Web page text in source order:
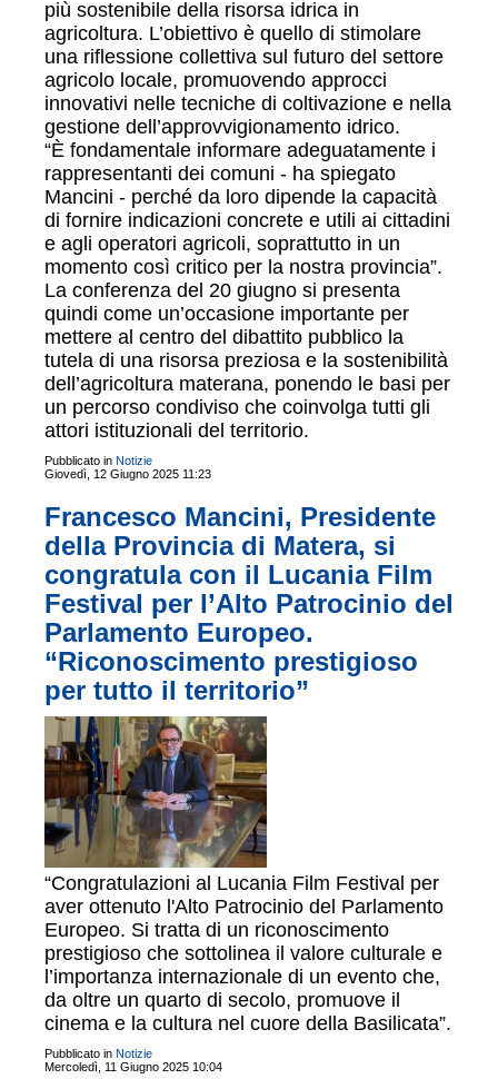
più sostenibile della risorsa idrica in
agricoltura. L’obiettivo è quello di stimolare
una riflessione collettiva sul futuro del settore
agricolo locale, promuovendo approcci
innovativi nelle tecniche di coltivazione e nella
gestione dell’approvvigionamento idrico.
“È fondamentale informare adeguatamente i
rappresentanti dei comuni - ha spiegato
Mancini - perché da loro dipende la capacità
di fornire indicazioni concrete e utili ai cittadini
e agli operatori agricoli, soprattutto in un
momento così critico per la nostra provincia”.
La conferenza del 20 giugno si presenta
quindi come un’occasione importante per
mettere al centro del dibattito pubblico la
tutela di una risorsa preziosa e la sostenibilità
dell’agricoltura materana, ponendo le basi per
un percorso condiviso che coinvolga tutti gli
attori istituzionali del territorio.
Pubblicato in Notizie
Giovedì, 12 Giugno 2025 11:23
Francesco Mancini, Presidente
della Provincia di Matera, si
congratula con il Lucania Film
Festival per l’Alto Patrocinio del
Parlamento Europeo.
“Riconoscimento prestigioso
per tutto il territorio”
“Congratulazioni al Lucania Film Festival per
aver ottenuto l'Alto Patrocinio del Parlamento
Europeo. Si tratta di un riconoscimento
prestigioso che sottolinea il valore culturale e
l’importanza internazionale di un evento che,
da oltre un quarto di secolo, promuove il
cinema e la cultura nel cuore della Basilicata”.
Pubblicato in Notizie
Mercoledì, 11 Giugno 2025 10:04